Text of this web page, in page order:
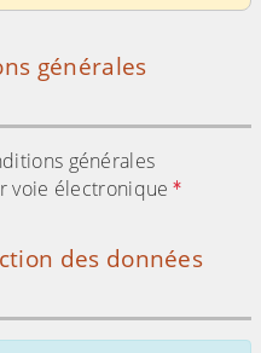
générales
générales
voie électronique
des données